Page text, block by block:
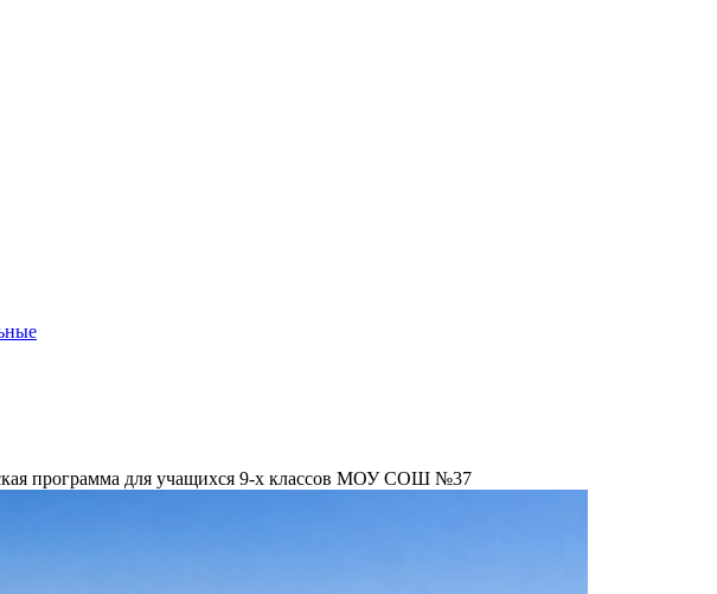
программа для учащихся 9-х классов МОУ СОШ №37